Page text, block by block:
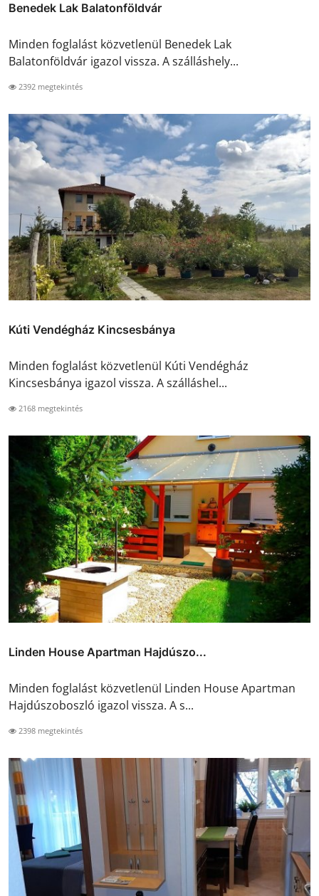
Benedek Lak Balatonföldvár
Minden foglalást közvetlenül Benedek Lak
Balatonföldvár igazol vissza. A szálláshely...
2392 megtekintés
Kúti Vendégház Kincsesbánya
Minden foglalást közvetlenül Kúti Vendégház
Kincsesbánya igazol vissza. A szálláshel...
2168 megtekintés
Linden House Apartman Hajdúszo...
Minden foglalást közvetlenül Linden House Apartman
Hajdúszoboszló igazol vissza. A s...
2398 megtekintés